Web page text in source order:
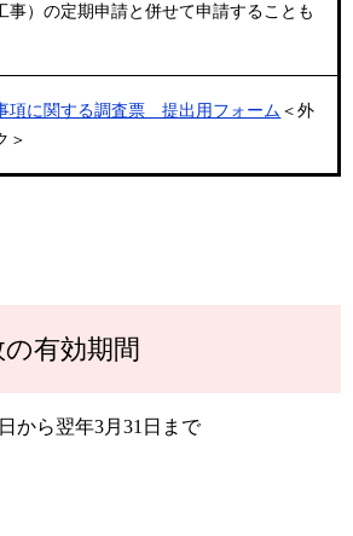
事）の定期申請と併せて申請することも
項に関する調査票 提出用フォーム ＜外
＞
有効期間
から翌年3月31日まで